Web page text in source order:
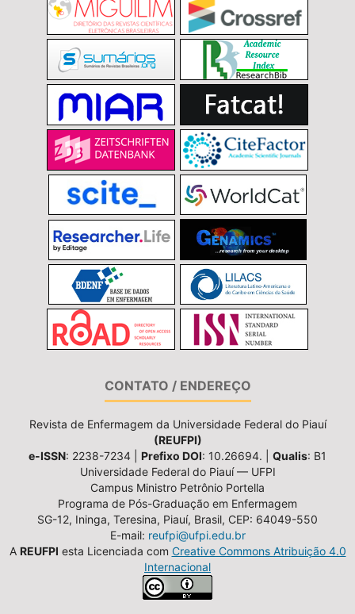
CONTATO / ENDEREÇO
Revista de Enfermagem da Universidade Federal do Piauí
(REUFPI)
e-ISSN: 2238-7234 | Prefixo DOI: 10.26694. | Qualis: B1
Universidade Federal do Piauí — UFPI
Campus Ministro Petrônio Portella
Programa de Pós-Graduação em Enfermagem
SG-12, Ininga, Teresina, Piauí, Brasil, CEP: 64049-550
E-mail: reufpi@ufpi.edu.br
A REUFPI esta Licenciada com Creative Commons Atribuição 4.0
Internacional